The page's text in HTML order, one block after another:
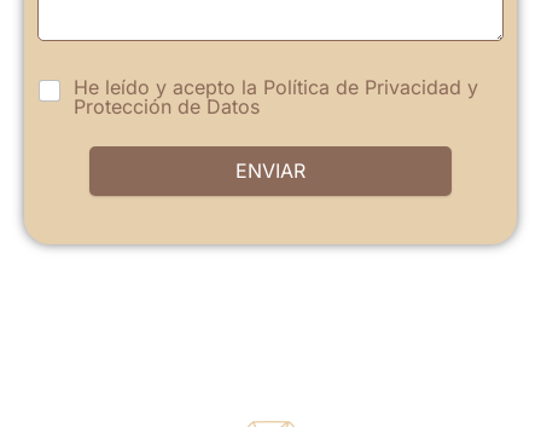
He leído y acepto la Política de Privacidad y
Protección de Datos
ENVIAR